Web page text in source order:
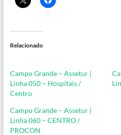
Relacionado
Campo Grande – Assetur |
Linha 050 – Hospitais /
Centro
Campo Grande – Assetur |
Linha 060 – CENTRO /
PROCON